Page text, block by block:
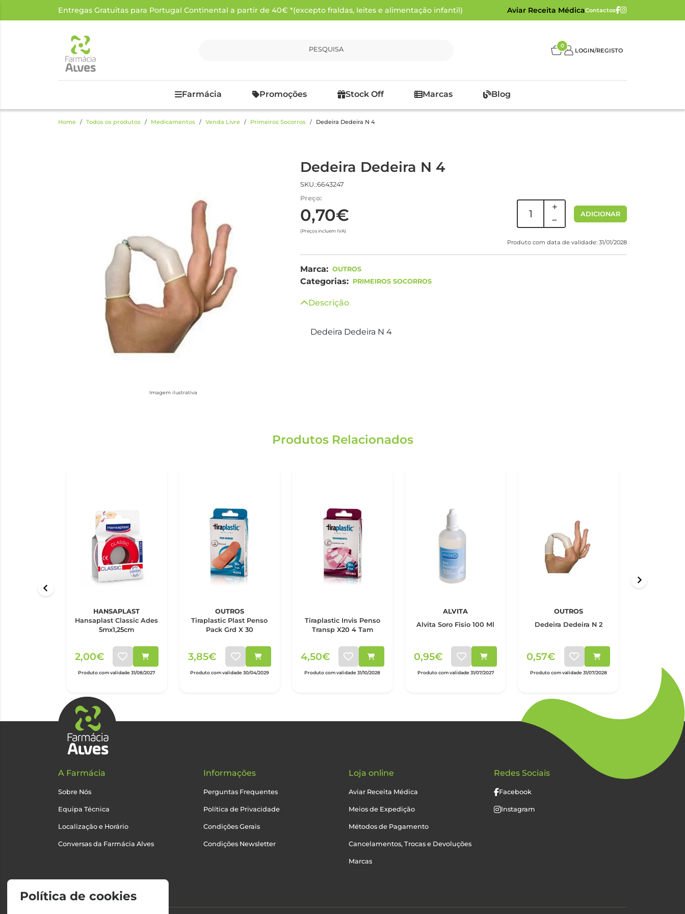
Entregas Gratuitas para Portugal Continental a partir de 40€ *(excepto fraldas, leites e alimentação infantil) Aviar Receita MédicaContactos
PESQUISA 0
LOGIN/REGISTO
Farmácia Promoções Stock Off Marcas Blog
Home Todos os produtos Medicamentos Venda Livre Primeiros Socorros Dedeira Dedeira N 4
Imagem ilustrativa
Dedeira Dedeira N 4
SKU.:6643247
Preço:
0,70€
(Preços incluem IVA)
ADICIONAR
Produto com data de validade: 31/01/2028
Marca: OUTROS
Categorias: PRIMEIROS SOCORROS
Descrição
Dedeira Dedeira N 4
Produtos Relacionados
HANSAPLAST
Hansaplast Classic Ades
5mx1,25cm
2,00€
Produto com validade 31/08/2027
OUTROS
Tiraplastic Plast Penso
Pack Grd X 30
3,85€
Produto com validade 30/04/2029
Tiraplastic Invis Penso
Transp X20 4 Tam
4,50€
Produto com validade 31/10/2028
ALVITA
Alvita Soro Fisio 100 Ml
0,95€
Produto com validade 31/07/2027
OUTROS
Dedeira Dedeira N 2
0,57€
Produto com validade 31/07/2028 Produto com
A Farmácia
Sobre Nós
Equipa Técnica
Localização e Horário
Conversas da Farmácia Alves
Informações
Perguntas Frequentes
Política de Privacidade
Condições Gerais
Condições Newsletter
Loja online
Aviar Receita Médica
Meios de Expedição
Métodos de Pagamento
Cancelamentos, Trocas e Devoluções
Marcas
Redes Sociais
Facebook
Instagram
Política de cookies